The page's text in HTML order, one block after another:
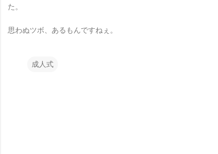
た。
思わぬツボ、あるもんですねぇ。
成人式